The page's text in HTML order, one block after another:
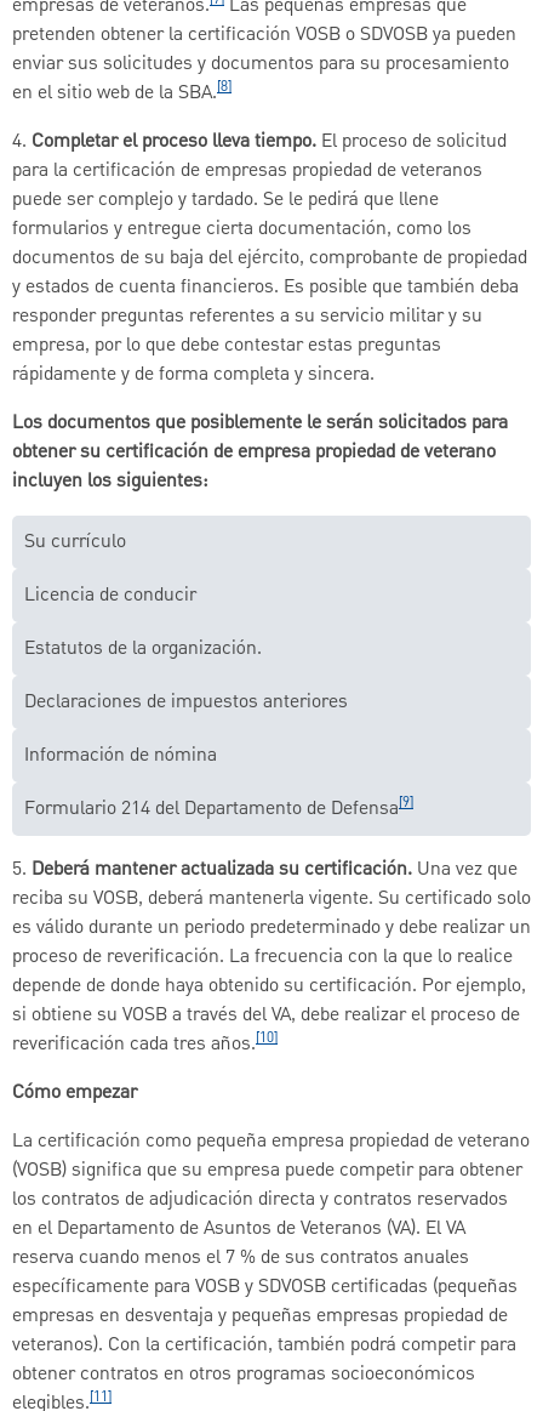
empresas de veteranos.
Las pequeñas empresas que
pretenden obtener la certificación VOSB o SDVOSB ya pueden
enviar sus solicitudes y documentos para su procesamiento
en el sitio web de la SBA.[8]
4. Completar el proceso lleva tiempo. El proceso de solicitud
para la certificación de empresas propiedad de veteranos
puede ser complejo y tardado. Se le pedirá que llene
formularios y entregue cierta documentación, como los
documentos de su baja del ejército, comprobante de propiedad
y estados de cuenta financieros. Es posible que también deba
responder preguntas referentes a su servicio militar y su
empresa, por lo que debe contestar estas preguntas
rápidamente y de forma completa y sincera.
Los documentos que posiblemente le serán solicitados para
obtener su certificación de empresa propiedad de veterano
incluyen los siguientes:
Su currículo
Licencia de conducir
Estatutos de la organización.
Declaraciones de impuestos anteriores
Información de nómina
Formulario 214 del Departamento de Defensa[9]
5. Deberá mantener actualizada su certificación. Una vez que
reciba su VOSB, deberá mantenerla vigente. Su certificado solo
es válido durante un periodo predeterminado y debe realizar un
proceso de reverificación. La frecuencia con la que lo realice
depende de donde haya obtenido su certificación. Por ejemplo,
si obtiene su VOSB a través del VA, debe realizar el proceso de
reverificación cada tres años.[10]
Cómo empezar
La certificación como pequeña empresa propiedad de veterano
(VOSB) significa que su empresa puede competir para obtener
los contratos de adjudicación directa y contratos reservados
en el Departamento de Asuntos de Veteranos (VA). El VA
reserva cuando menos el 7 % de sus contratos anuales
específicamente para VOSB y SDVOSB certificadas (pequeñas
empresas en desventaja y pequeñas empresas propiedad de
veteranos). Con la certificación, también podrá competir para
obtener contratos en otros programas socioeconómicos
elegibles.[11]